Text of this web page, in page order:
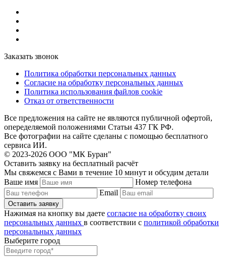
Заказать звонок
Политика обработки персональных данных
Согласие на обработку персональных данных
Политика использования файлов cookie
Отказ от ответственности
Все предложения на сайте не являются публичной офертой,
опеределяемой положениями Статьи 437 ГК РФ.
Все фотографии на сайте сделаны с помощью бесплатного
сервиса ИИ.
© 2023-2026 ООО "МК Буран"
Оставить заявку на бесплатный расчёт
Мы свяжемся с Вами в течение 10 минут и обсудим детали
Ваше имя
Номер телефона
Email
Нажимая на кнопку вы даете согласие на обработку своих
персональных данных в соответствии с политикой обработки
персональных данных
Выберите город